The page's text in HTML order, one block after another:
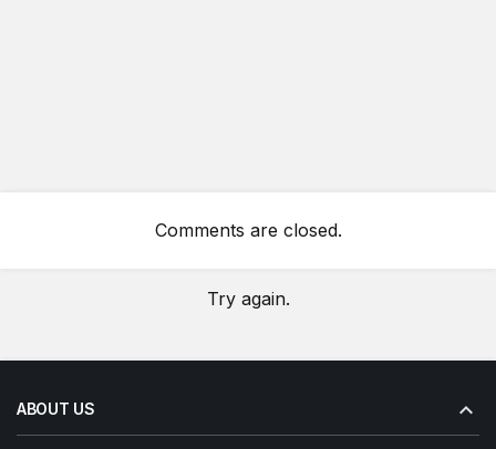
Comments are closed.
Try again.
ABOUT US